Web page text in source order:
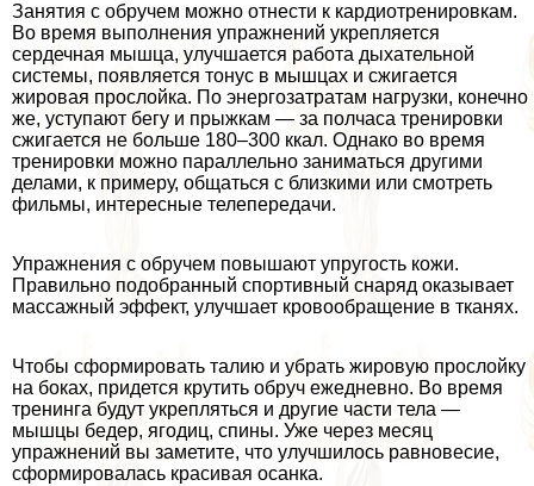
Занятия с обручем можно отнести к кардиотренировкам.
Во время выполнения упражнений укрепляется
сердечная мышца, улучшается работа дыхательной
системы, появляется тонус в мышцах и сжигается
жировая прослойка. По энергозатратам нагрузки, конечно
же, уступают бегу и прыжкам — за полчаса тренировки
сжигается не больше 180–300 ккал. Однако во время
тренировки можно параллельно заниматься другими
делами, к примеру, общаться с близкими или смотреть
фильмы, интересные телепередачи.
Упражнения с обручем повышают упругость кожи.
Правильно подобранный спортивный снаряд оказывает
массажный эффект, улучшает кровообращение в тканях.
Чтобы сформировать талию и убрать жировую прослойку
на боках, придется крутить обруч ежедневно. Во время
тренинга будут укрепляться и другие части тела —
мышцы бедер, ягoдиц, спины. Уже через месяц
упражнений вы заметите, что улучшилось равновесие,
сформировалась красивая осанка.